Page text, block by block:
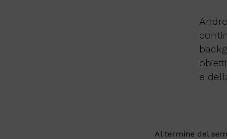
e
Al termine del